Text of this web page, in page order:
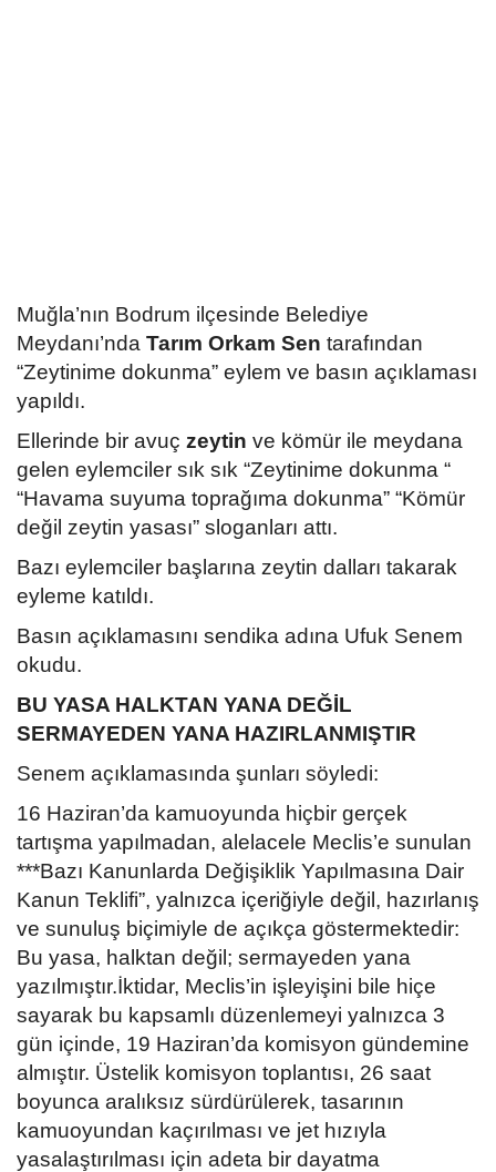
Dünya
Muğla’nın Bodrum ilçesinde Belediye
Meydanı’nda Tarım Orkam Sen tarafından
“Zeytinime dokunma” eylem ve basın açıklaması
yapıldı.
Ellerinde bir avuç zeytin ve kömür ile meydana
gelen eylemciler sık sık “Zeytinime dokunma “
“Havama suyuma toprağıma dokunma” “Kömür
değil zeytin yasası” sloganları attı.
Bazı eylemciler başlarına zeytin dalları takarak
eyleme katıldı.
Basın açıklamasını sendika adına Ufuk Senem
okudu.
BU YASA HALKTAN YANA DEĞİL
SERMAYEDEN YANA HAZIRLANMIŞTIR
Senem açıklamasında şunları söyledi:
16 Haziran’da kamuoyunda hiçbir gerçek
tartışma yapılmadan, alelacele Meclis’e sunulan
***Bazı Kanunlarda Değişiklik Yapılmasına Dair
Kanun Teklifi”, yalnızca içeriğiyle değil, hazırlanış
ve sunuluş biçimiyle de açıkça göstermektedir:
Bu yasa, halktan değil; sermayeden yana
yazılmıştır.İktidar, Meclis’in işleyişini bile hiçe
sayarak bu kapsamlı düzenlemeyi yalnızca 3
gün içinde, 19 Haziran’da komisyon gündemine
almıştır. Üstelik komisyon toplantısı, 26 saat
boyunca aralıksız sürdürülerek, tasarının
kamuoyundan kaçırılması ve jet hızıyla
yasalaştırılması için adeta bir dayatma